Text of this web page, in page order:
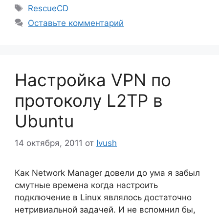
Метки
RescueCD
Оставьте комментарий
Настройка VPN по
протоколу L2TP в
Ubuntu
14 октября, 2011 от Ivush
Как Network Manager довели до ума я забыл
смутные времена когда настроить
подключение в Linux являлось достаточно
нетривиальной задачей. И не вспомнил бы,